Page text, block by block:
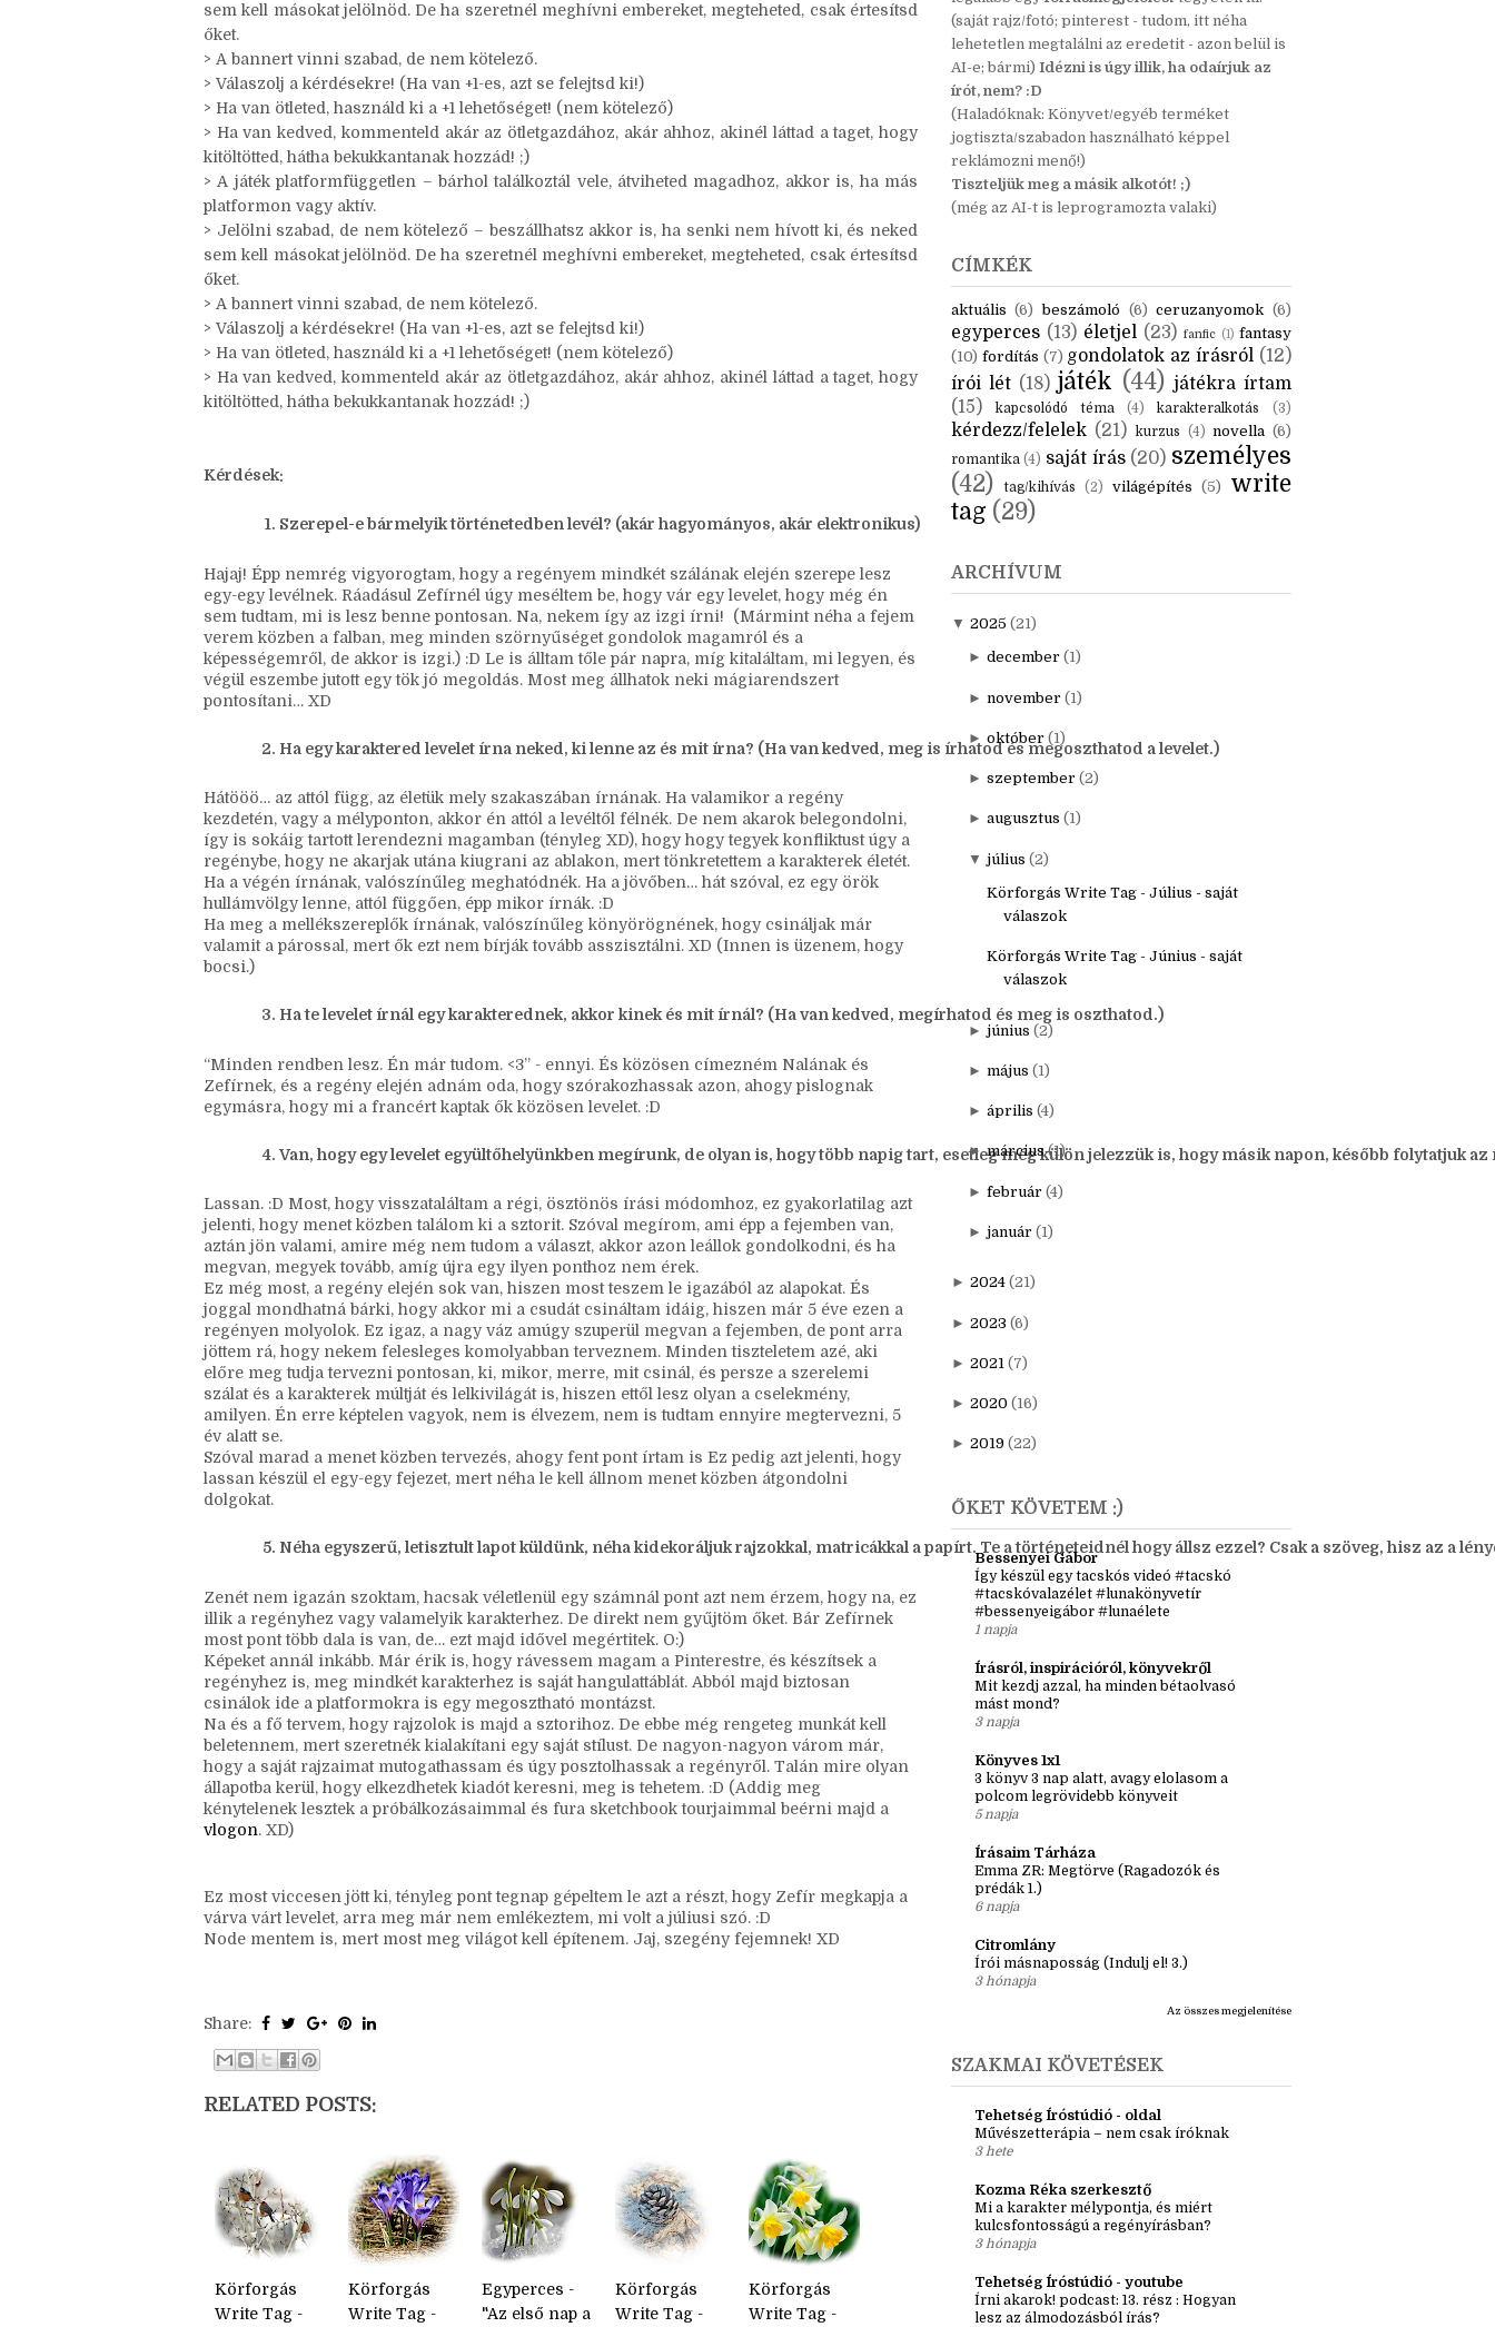
> A játék platformfüggetlen – bárhol találkoztál vele, átviheted magadhoz, akkor is, ha más
platformon vagy aktív.
> Jelölni szabad, de nem kötelező – beszállhatsz akkor is, ha senki nem hívott ki, és neked
sem kell másokat jelölnöd. De ha szeretnél meghívni embereket, megteheted, csak értesítsd
őket.
> A bannert vinni szabad, de nem kötelező.
> Válaszolj a kérdésekre! (Ha van +1-es, azt se felejtsd ki!)
> Ha van ötleted, használd ki a +1 lehetőséget! (nem kötelező)
> Ha van kedved, kommenteld akár az ötletgazdához, akár ahhoz, akinél láttad a taget, hogy
kitöltötted, hátha bekukkantanak hozzád! ;)
> A játék platformfüggetlen – bárhol találkoztál vele, átviheted magadhoz, akkor is, ha más
platformon vagy aktív.
> Jelölni szabad, de nem kötelező – beszállhatsz akkor is, ha senki nem hívott ki, és neked
sem kell másokat jelölnöd. De ha szeretnél meghívni embereket, megteheted, csak értesítsd
őket.
> A bannert vinni szabad, de nem kötelező.
> Válaszolj a kérdésekre! (Ha van +1-es, azt se felejtsd ki!)
kitöltötted, hátha bekukkantanak hozzád! ;)
Szerepel-e bármelyik történetedben levél? (akár hagyományos, akár elektronikus)
Hajaj! Épp nemrég vigyorogtam, hogy a regényem mindkét szálának elején szerepe lesz
egy-egy levélnek. Ráadásul Zefírnél úgy meséltem be, hogy vár egy levelet, hogy még én
sem tudtam, mi is lesz benne pontosan. Na, nekem így az izgi írni! (Mármint néha a fejem
verem közben a falban, meg minden szörnyűséget gondolok magamról és a
végül eszembe jutott egy tök jó megoldás. Most meg állhatok neki mágiarendszert
Ha egy karaktered levelet írna neked, ki lenne az és mit írna? (Ha van kedved, meg is írhatod és megoszthatod a levelet.)
Hátööö… az attól függ, az életük mely szakaszában írnának. Ha valamikor a regény
kezdetén, vagy a mélyponton, akkor én attól a levéltől félnék. De nem akarok belegondolni,
így is sokáig tartott lerendezni magamban (tényleg XD), hogy hogy tegyek konfliktust úgy a
regénybe, hogy ne akarjak utána kiugrani az ablakon, mert tönkretettem a karakterek életét.
Ha a végén írnának, valószínűleg meghatódnék. Ha a jövőben… hát szóval, ez egy örök
hullámvölgy lenne, attól függően, épp mikor írnák. :D
valamit a párossal, mert ők ezt nem bírják tovább asszisztálni. XD (Innen is üzenem, hogy
Ha te levelet írnál egy karakterednek, akkor kinek és mit írnál? (Ha van kedved, megírhatod és meg is oszthatod.)
Zefírnek, és a regény elején adnám oda, hogy szórakozhassak azon, ahogy pislognak
Van, hogy egy levelet együltőhelyünkben megírunk, de olyan is, hogy több napig tart, esetleg még külön jelezzük is, hogy másik napon, később folytatjuk
Lassan. :D Most, hogy visszataláltam a régi, ösztönös írási módomhoz, ez gyakorlatilag azt
jelenti, hogy menet közben találom ki a sztorit. Szóval megírom, ami épp a fejemben van,
aztán jön valami, amire még nem tudom a választ, akkor azon leállok gondolkodni, és ha
megvan, megyek tovább, amíg újra egy ilyen ponthoz nem érek.
Ez még most, a regény elején sok van, hiszen most teszem le igazából az alapokat. És
joggal mondhatná bárki, hogy akkor mi a csudát csináltam idáig, hiszen már 5 éve ezen a
regényen molyolok. Ez igaz, a nagy váz amúgy szuperül megvan a fejemben, de pont arra
jöttem rá, hogy nekem felesleges komolyabban terveznem. Minden tiszteletem azé, aki
előre meg tudja tervezni pontosan, ki, mikor, merre, mit csinál, és persze a szerelemi
szálat és a karakterek múltját és lelkivilágát is, hiszen ettől lesz olyan a cselekmény,
amilyen. Én erre képtelen vagyok, nem is élvezem, nem is tudtam ennyire megtervezni, 5
év alatt se.
lassan készül el egy-egy fejezet, mert néha le kell állnom menet közben átgondolni
Néha egyszerű, letisztult lapot küldünk, néha kidekoráljuk rajzokkal, matricákkal a papírt. Te a történeteidnél hogy állsz ezzel? Csak a szöveg, hisz az a
Zenét nem igazán szoktam, hacsak véletlenül egy számnál pont azt nem érzem, hogy na, ez
illik a regényhez vagy valamelyik karakterhez. De direkt nem gyűjtöm őket. Bár Zefírnek
most pont több dala is van, de… ezt majd idővel megértitek. O:)
Képeket annál inkább. Már érik is, hogy rávessem magam a Pinterestre, és készítsek a
regényhez is, meg mindkét karakterhez is saját hangulattáblát. Abból majd biztosan
csinálok ide a platformokra is egy megosztható montázst.
Na és a fő tervem, hogy rajzolok is majd a sztorihoz. De ebbe még rengeteg munkát kell
beletennem, mert szeretnék kialakítani egy saját stílust. De nagyon-nagyon várom már,
hogy a saját rajzaimat mutogathassam és úgy posztolhassak a regényről. Talán mire olyan
vlogon. XD)
Node mentem is, mert most meg világot kell építenem. Jaj, szegény fejemnek! XD
Share:
RELATED POSTS:
Kedves (leendő) Írók!
Ha képpel dobjátok fel a posztotokat, légyszi,
legalább egyforrásmegjelölésttegyetek ki!
(saját rajz/fotó; pinterest - tudom, itt néha
lehetetlen megtalálni az eredetit - azon belül is
AI-e; bármi)Idézni is úgy illik, ha odaírjuk az
írót, nem? :D
(Haladóknak: Könyvet/egyéb terméket
jogtiszta/szabadon használható képpel
Tiszteljük meg a másik alkotót! ;)
CÍMKÉK
aktuális (6) beszámoló (6) ceruzanyomok (6)
egyperces (13) életjel (23) fanfic (1) fantasy
(10) fordítás (7) gondolatok az írásról (12)
írói lét
(18) játék (44) játékra írtam
(15)
kapcsolódó téma (4) karakteralkotás (3)
kérdezz/felelek
tag/kihívás
tag (29)
ARCHÍVUM
2025 (21)
► december (1)
► november (1)
► október (1)
► szeptember
►augusztus (1)
Körforgás Write Tag - Július - saját
válaszok
Körforgás Write Tag - Június - saját
► június (2)
► május (1)
► április (4)
► március (1)
► 2024 (21)
► 2023 (6)
► 2021 (7)
►2019 (22)
ŐKET KÖVETEM :)
Bessenyei Gábor
#tacskóvalazélet #lunakönyvetír
#bessenyeigábor #lunaélete
1 napja
Mit kezdj azzal, ha minden bétaolvasó
mást mond?
3 napja
3 könyv 3 nap alatt, avagy elolasom a
polcom legrövidebb könyveit
5 napja
Emma ZR: Megtörve (Ragadozók és
prédák 1.)
6 napja
3 hónapja
Az összes megjelenítése
SZAKMAI KÖVETÉSEK
Tehetség Íróstúdió - oldal
Művészetterápia – nem csak íróknak
3 hete
Mi a karakter mélypontja, és miért
kulcsfontosságú a regényírásban?
3 hónapja